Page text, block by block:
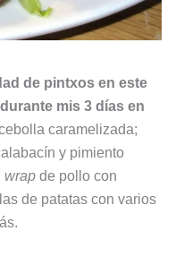
de pintxos en este
mis 3 días en
caramelizada;
y pimiento
wrapde pollo con
de patatas con varios